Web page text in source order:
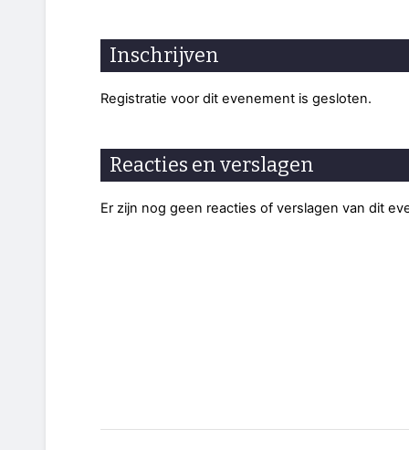
Inschrijven
Registratie voor dit evenement is gesloten.
Reacties en verslagen
Er zijn nog geen reacties of verslagen van dit